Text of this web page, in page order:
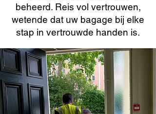
beheerd. Reis vol vertrouwen,
wetende dat uw bagage bij elke
stap in vertrouwde handen is.